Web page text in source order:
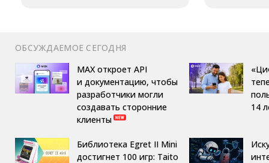
ОБСУЖДАЕМОЕ СЕГОДНЯ
MAX откроет API
и документацию, чтобы
разработчики могли
создавать сторонние
клиенты
Библиотека Egret II Mini
достигнет 100 игр: Taito
14